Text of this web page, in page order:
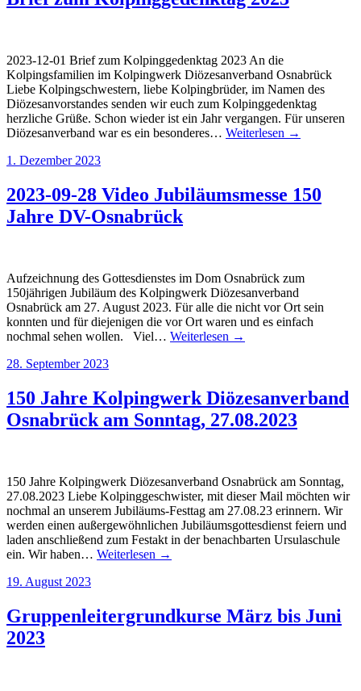
2023-12-01 Brief zum Kolpinggedenktag 2023 An die
Kolpingsfamilien im Kolpingwerk Diözesanverband Osnabrück
Liebe Kolpingschwestern, liebe Kolpingbrüder, im Namen des
Diözesanvorstandes senden wir euch zum Kolpinggedenktag
herzliche Grüße. Schon wieder ist ein Jahr vergangen. Für unseren
Diözesanverband war es ein besonderes… Weiterlesen →
1. Dezember 2023
2023-09-28 Video Jubiläumsmesse 150
Jahre DV-Osnabrück
Aufzeichnung des Gottesdienstes im Dom Osnabrück zum
150jährigen Jubiläum des Kolpingwerk Diözesanverband
Osnabrück am 27. August 2023. Für alle die nicht vor Ort sein
konnten und für diejenigen die vor Ort waren und es einfach
nochmal sehen wollen. Viel… Weiterlesen →
28. September 2023
150 Jahre Kolpingwerk Diözesanverband
Osnabrück am Sonntag, 27.08.2023
150 Jahre Kolpingwerk Diözesanverband Osnabrück am Sonntag,
27.08.2023 Liebe Kolpinggeschwister, mit dieser Mail möchten wir
nochmal an unserem Jubiläums-Festtag am 27.08.23 erinnern. Wir
werden einen außergewöhnlichen Jubiläumsgottesdienst feiern und
laden anschließend zum Festakt in der benachbarten Ursulaschule
ein. Wir haben… Weiterlesen →
19. August 2023
Gruppenleitergrundkurse März bis Juni
2023